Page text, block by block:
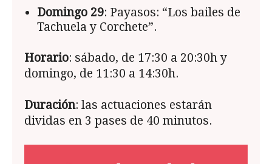
Domingo 29: Payasos: “Los bailes de
Tachuela y Corchete”.
Horario: sábado, de 17:30 a 20:30h y
domingo, de 11:30 a 14:30h.
Duración: las actuaciones estarán
dividas en 3 pases de 40 minutos.